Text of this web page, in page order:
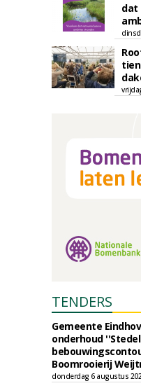
dat
TENDERS
Gemeente
onderhoud
Boomrooierij
donderdag 6 augustus